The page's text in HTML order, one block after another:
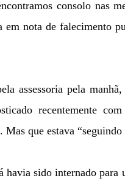
consolo nas
nota de falecimento
assessoria pela
recentemente
que estava “seguindo
havia sido internado